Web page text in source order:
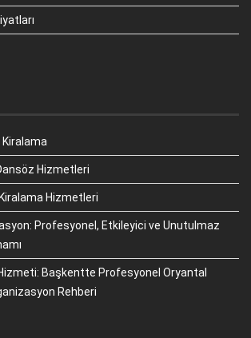
Hizmetleri
Hizmetleri
Profesyonel, Etkileyici ve Unutulmaz
Başkentte Profesyonel Oryantal
Rehberi